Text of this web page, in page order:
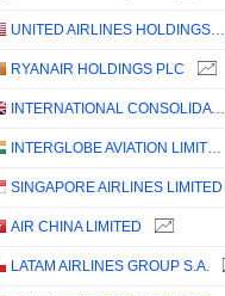
UNITED AIRLINES HOLDINGS, INC.
RYANAIR HOLDINGS PLC
INTERNATIONAL CONSOLIDATED AIRLINES GROUP, S.A.
INTERGLOBE AVIATION LIMITED
SINGAPORE AIRLINES LIMITED
AIR CHINA LIMITED
LATAM AIRLINES GROUP S.A.